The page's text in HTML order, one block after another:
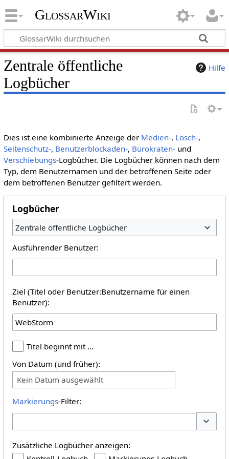
GlossarWiki
Hilfe
Zentrale öffentliche
Logbücher
Dies ist eine kombinierte Anzeige der Medien-, Lösch-,
Seitenschutz-, Benutzerblockaden-, Bürokraten-und
Verschiebungs-Logbücher. Die Logbücher können nach dem
Typ, dem Benutzernamen und der betroffenen Seite oder
dem betroffenen Benutzer gefiltert werden.
Logbücher
Zentrale öffentliche Logbücher
Ausführender Benutzer:
Ziel (Titel oder Benutzer:Benutzername für einen
Benutzer):
Titel beginnt mit …
Von Datum (und früher):
Kein Datum ausgewählt
Markierungs-Filter:
Zusätzliche Logbücher anzeigen: